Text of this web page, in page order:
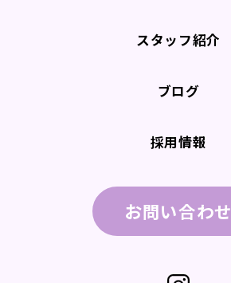
スタッフ紹介
ブログ
採用情報
お問い合わせ